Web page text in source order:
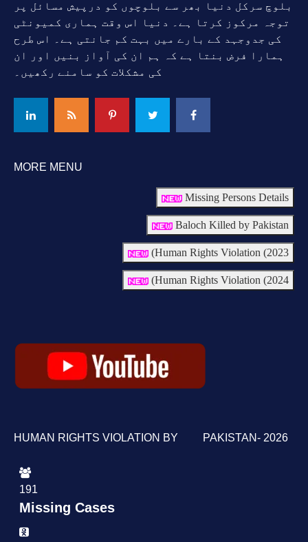
بلوچ سرکل دنیا بھر سے بلوچوں کو درپیش مسائل پر
توجہ مرکوز کرتا ہے۔ دنیا اس وقت ہماری کمیونٹی
کی جدوجہد کے بارے میں بہت کم جانتی ہے۔ اس طرح
ہمارا فرض بنتا ہے کہ ہم ان کی آواز بنیں اور ان
کی مشکلات کو سامنے رکھیں۔
MORE MENU
Missing Persons Details
Baloch Killed by Pakistan
Human Rights Violation (2023)
Human Rights Violation (2024)
HUMAN RIGHTS VIOLATION BY PAKISTAN- 2026
191
Missing Cases